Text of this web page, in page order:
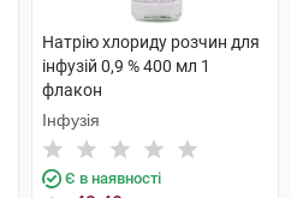
Натрію хлориду розчин для
інфузій 0,9 % 400 мл 1
флакон
Інфузія
Є в наявності